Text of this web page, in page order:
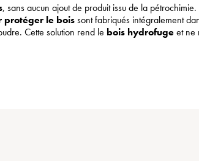
, sans aucun ajout de produit issu de la
protéger le boissont fabriqués intégralement
Cette solution rend le bois hydrofugeet ne